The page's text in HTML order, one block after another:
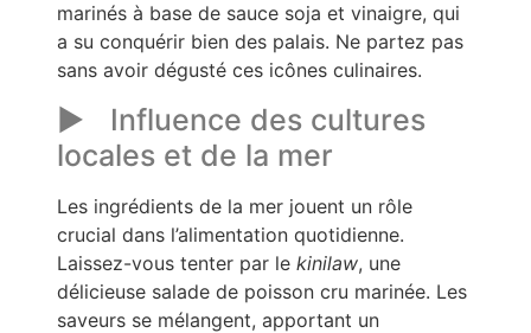
marinés à base de sauce soja et vinaigre, qui
a su conquérir bien des palais. Ne partez pas
sans avoir dégusté ces icônes culinaires.
Influence des cultures
locales et de la mer
Les ingrédients de la mer jouent un rôle
crucial dans l’alimentation quotidienne.
Laissez-vous tenter par le kinilaw, une
délicieuse salade de poisson cru marinée. Les
saveurs se mélangent, apportant un